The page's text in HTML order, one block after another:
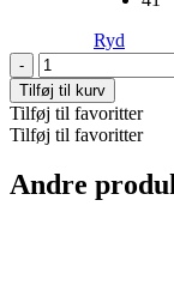
Ryd
Ann
Boot-
Dark
Tan
antal
Tilføj til kurv
Tilføj til favoritter
Tilføj til favoritter
Andre